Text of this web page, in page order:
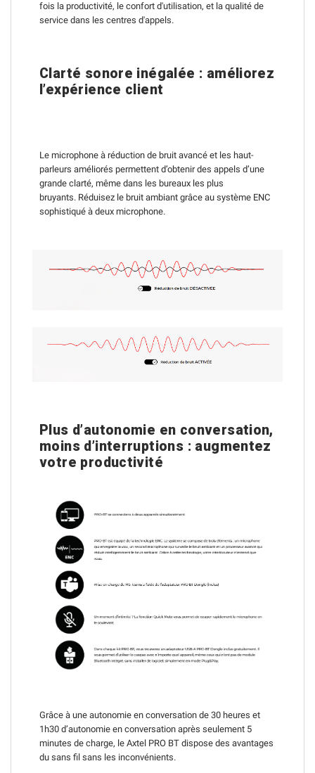
fois la productivité, le confort d'utilisation, et la qualité de
service dans les centres d'appels.
Clarté sonore inégalée : améliorez
l’expérience client
Le microphone à réduction de bruit avancé et les haut-
parleurs améliorés permettent d’obtenir des appels d’une
grande clarté, même dans les bureaux les plus
bruyants. Réduisez le bruit ambiant grâce au système ENC
sophistiqué à deux microphone.
Plus d’autonomie en conversation,
moins d’interruptions : augmentez
votre productivité
Grâce à une autonomie en conversation de 30 heures et
1h30 d’autonomie en conversation après seulement 5
minutes de charge, le Axtel PRO BT dispose des avantages
du sans fil sans les inconvénients.